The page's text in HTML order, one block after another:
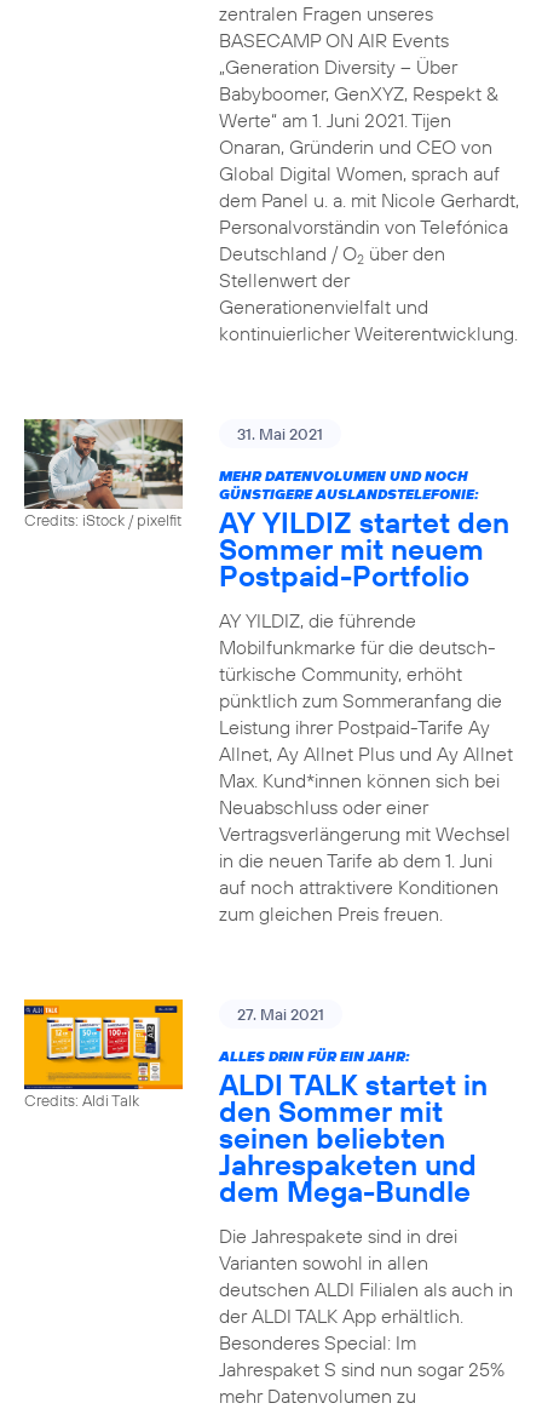
zentralen Fragen unseres
BASECAMP ON AIR Events
„Generation Diversity – Über
Babyboomer, GenXYZ, Respekt &
Werte“ am 1. Juni 2021. Tijen
Onaran, Gründerin und CEO von
Global Digital Women, sprach auf
dem Panel u. a. mit Nicole Gerhardt,
Personalvorständin von Telefónica
Deutschland / O2über den
Stellenwert der
Generationenvielfalt und
kontinuierlicher Weiterentwicklung.
Credits: iStock / pixelfit
31. Mai 2021
MEHR DATENVOLUMEN UND NOCH
GÜNSTIGERE AUSLANDSTELEFONIE:
AY YILDIZ startet den
Sommer mit neuem
Postpaid-Portfolio
AY YILDIZ, die führende
Mobilfunkmarke für die deutsch-
türkische Community, erhöht
pünktlich zum Sommeranfang die
Leistung ihrer Postpaid-Tarife Ay
Allnet, Ay Allnet Plus und Ay Allnet
Max. Kund*innen können sich bei
Neuabschluss oder einer
Vertragsverlängerung mit Wechsel
in die neuen Tarife ab dem 1. Juni
auf noch attraktivere Konditionen
zum gleichen Preis freuen.
Credits: Aldi Talk
27. Mai 2021
ALLES DRIN FÜR EIN JAHR:
ALDI TALK startet in
den Sommer mit
seinen beliebten
Jahrespaketen und
dem Mega-Bundle
Die Jahrespakete sind in drei
Varianten sowohl in allen
deutschen ALDI Filialen als auch in
der ALDI TALK App erhältlich.
Besonderes Special: Im
Jahrespaket S sind nun sogar 25%
mehr Datenvolumen zu